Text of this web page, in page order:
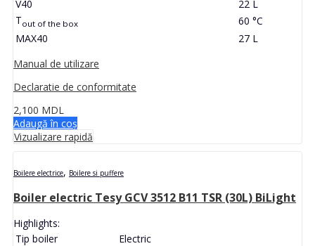
V40
22 L
Tout of the box
60 °C
MAX40
27 L
Manual de utilizare
Declaratie de conformitate
2,100 MDL
Adaugă în coș
Vizualizare rapidă
Boilere electrice, Boilere si puffere
Boiler electric Tesy GCV 3512 B11 TSR (30L) BiLight
Highlights:
Tip boiler
Electric